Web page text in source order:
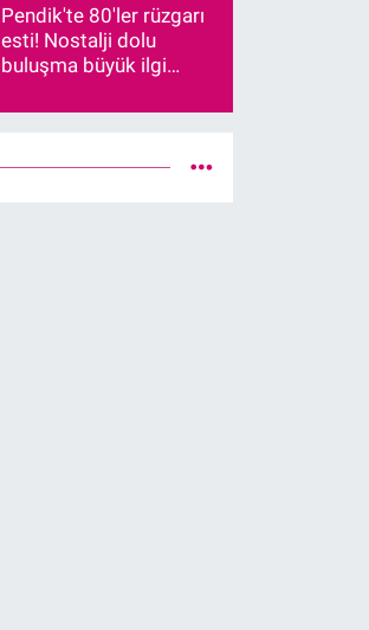
Pendik'te 80'ler rüzgarı
esti! Nostalji dolu
buluşma büyük ilgi